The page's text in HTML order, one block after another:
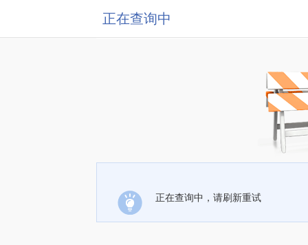
正在查询中
正在查询中，请刷新重试